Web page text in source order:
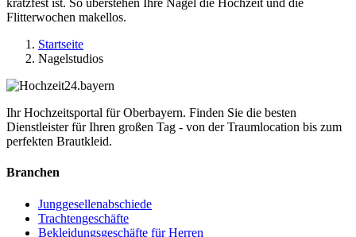
kratzfest ist. So überstehen Ihre Nägel die Hochzeit und die
Flitterwochen makellos.
Startseite
Nagelstudios
Ihr Hochzeitsportal für Oberbayern. Finden Sie die besten
Dienstleister für Ihren großen Tag - von der Traumlocation bis zum
perfekten Brautkleid.
Branchen
Junggesellenabschiede
Trachtengeschäfte
Bekleidungsgeschäfte für Herren